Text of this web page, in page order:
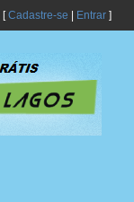
[Cadastre-se Entrar]